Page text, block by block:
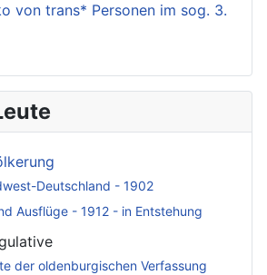
von trans* Personen im sog. 3.
Deutschland - 1902
Ausflüge - 1912 - in Entstehung
der oldenburgischen Verfassung